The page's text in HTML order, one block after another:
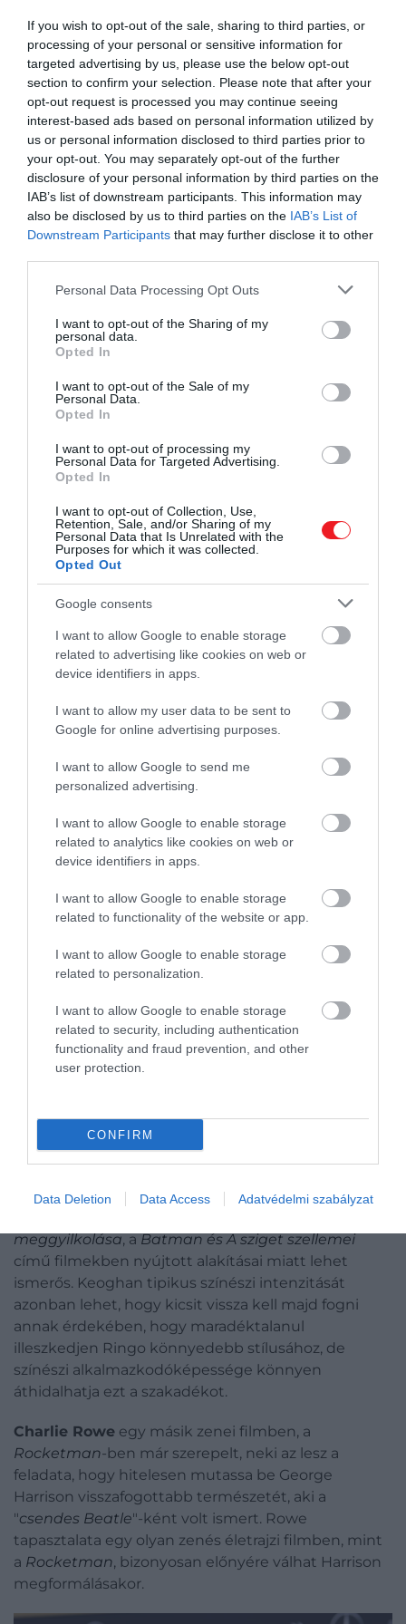
If you wish to opt-out of the sale, sharing to third parties, or
processing of your personal or sensitive information for
targeted advertising by us, please use the below opt-out
section to confirm your selection. Please note that after your
opt-out request is processed you may continue seeing
interest-based ads based on personal information utilized by
us or personal information disclosed to third parties prior to
your opt-out. You may separately opt-out of the further
disclosure of your personal information by third parties on the
IAB’s list of downstream participants. This information may
also be disclosed by us to third parties on the IAB’s List of
Downstream Participants that may further disclose it to other
Please note that this website/app uses one or more Google
not limited to your visit or usage behaviour. You may click to
grant or deny consent to Google and its third-party tags to
use your data for below specified purposes in below Google
consent section.
Personal Data Processing Opt Outs
I want to opt-out of the Sharing of my
personal data.
Opted In
I want to opt-out of the Sale of my
Personal Data.
Opted In
I want to opt-out of processing my
Personal Data for Targeted Advertising.
Opted In
I want to opt-out of Collection, Use,
Retention, Sale, and/or Sharing of my
Personal Data that Is Unrelated with the
Purposes for which it was collected.
Opted Out
Google consents
I want to allow Google to enable storage
related to advertising like cookies on web or
device identifiers in apps.
I want to allow my user data to be sent to
Google for online advertising purposes.
I want to allow Google to send me
personalized advertising.
I want to allow Google to enable storage
related to analytics like cookies on web or
device identifiers in apps.
I want to allow Google to enable storage
related to functionality of the website or app.
I want to allow Google to enable storage
related to personalization.
I want to allow Google to enable storage
related to security, including authentication
functionality and fraud prevention, and other
user protection.
CONFIRM
Data Deletion Data Access Adatvédelmi szabályzat
meggyilkolása, aBatman és A sziget szellemei
című filmekben nyújtott alakításai miatt lehet
ismerős. Keoghan tipikus színészi intenzitását
azonban lehet, hogy kicsit vissza kell majd fogni
annak érdekében, hogy maradéktalanul
illeszkedjen Ringo könnyedebb stílusához, de
színészi alkalmazkodóképessége könnyen
áthidalhatja ezt a szakadékot.
Charlie Roweegy másik zenei filmben, a
Rocketman -ben már szerepelt, neki az lesz a
feladata, hogy hitelesen mutassa be George
Harrison visszafogottabb természetét, aki a
tapasztalata egy olyan zenés életrajzi filmben, mint
Rocketman
Barry Keoghan
GettyImages
filmekben bizonyította tehetségét, mint aKing's
Man - A kezdetek, A szomorúság háromszöge
Vaskarom
Dickinson rendelkezik azzal a karizmával és
sokoldalúsággal, amellyel képes lehet megragadni
lázadótól egészen a béke élharcosáig. Igaz, fizikai
hasonlósága Lennonnal nem szembeötlő, ami sok
Paul Mescalkisfiús bája szintén jól illeszkedik
McCartney személyiségéhez. Mescal olyan
szerepeiről ismert, mint a Hulu platformján
sugárzottNormális emberek; aVolt egyszer egy
és a Mind idegenek vagyunk.
dolgoznia kell az akcentusán ahhoz, hogy
meggyőzően alakíthassa a Liverpoolban született
meggyilkolása, a Batman és A sziget szellemei
című filmekben nyújtott alakításai miatt lehet
ismerős. Keoghan tipikus színészi intenzitását
azonban lehet, hogy kicsit vissza kell majd fogni
annak érdekében, hogy maradéktalanul
illeszkedjen Ringo könnyedebb stílusához, de
színészi alkalmazkodóképessége könnyen
áthidalhatja ezt a szakadékot.
Charlie Rowe egy másik zenei filmben, a
Rocketman-ben már szerepelt, neki az lesz a
feladata, hogy hitelesen mutassa be George
Harrison visszafogottabb természetét, aki a
"csendes Beatle"-ként volt ismert. Rowe
tapasztalata egy olyan zenés életrajzi filmben, mint
a Rocketman, bizonyosan előnyére válhat Harrison
megformálásakor.